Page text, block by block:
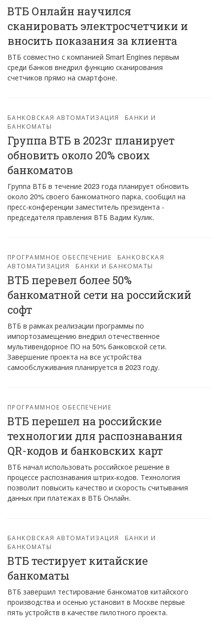
ВТБ Онлайн научился
сканировать электросчетчики и
вносить показания за клиента
ВТБ совместно с компанией Smart Engines первым
среди банков внедрил функцию сканирования
счетчиков прямо на смартфоне.
БАНКОВСКАЯ АВТОМАТИЗАЦИЯ
БАНКИ И
БАНКОМАТЫ
Группа ВТБ в 2023г планирует
обновить около 20% своих
банкоматов
Группа ВТБ в течение 2023 года планирует обновить
около 20% своего банкоматного парка, сообщил на
пресс-конференции заместитель президента -
председателя правления ВТБ Вадим Кулик.
ПРОГРАММНОЕ ОБЕСПЕЧЕНИЕ
БАНКОВСКАЯ
АВТОМАТИЗАЦИЯ
БАНКИ И БАНКОМАТЫ
ВТБ перевел более 50%
банкоматной сети на российский
софт
ВТБ в рамках реализации программы по
импортозамещению внедрил отечественное
мультивендорное ПО на 50% банковской сети.
Завершение проекта на все устройства
самообслуживания планируется в 2023 году.
ПРОГРАММНОЕ ОБЕСПЕЧЕНИЕ
ВТБ перешел на российские
технологии для распознавания
QR-кодов и банковских карт
ВТБ начал использовать российское решение в
процессе распознавания штрих-кодов. Технология
позволит повысить качество и скорость считывания
данных при платежах в ВТБ Онлайн.
БАНКОВСКАЯ АВТОМАТИЗАЦИЯ
БАНКИ И
БАНКОМАТЫ
ВТБ тестирует китайские
банкоматы
ВТБ завершил тестирование банкоматов китайского
производства и осенью установит в Москве первые
пять устройств в качестве пилотного проекта.